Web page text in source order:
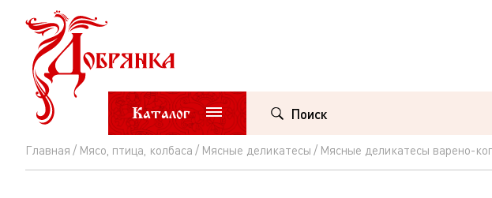
Каталог Поиск
Главная Мясо, птица, колбаса Мясные деликатесы Мясные деликатесы варено-
Карбонад